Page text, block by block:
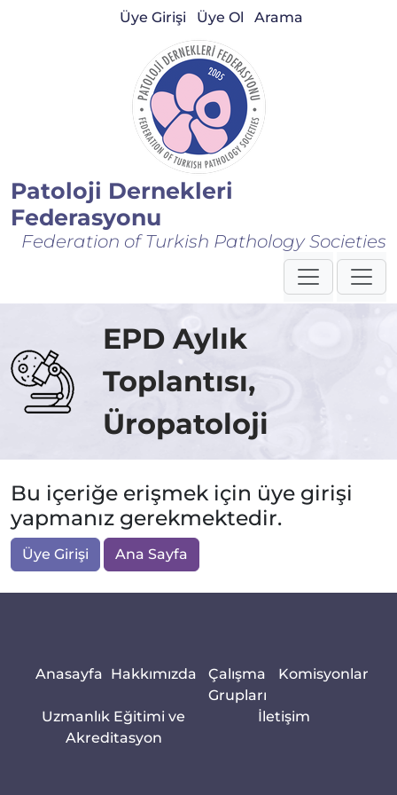
Patoloji Dernekleri
Federasyonu
Federation of Turkish Pathology Societies
Üye Girişi Üye Ol Arama
EPD Aylık
Toplantısı,
Üropatoloji
Bu içeriğe erişmek için üye girişi
yapmanız gerekmektedir.
Üye Girişi Ana Sayfa
Anasayfa Hakkımızda
Çalışma
Grupları
Komisyonlar
Uzmanlık Eğitimi ve
Akreditasyon
İletişim